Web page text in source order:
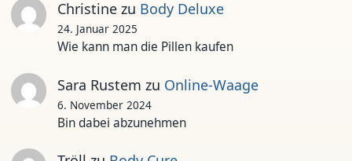
Christinezu Body Deluxe
24. Januar 2025
Wie kann man die Pillen kaufen
Sara Rustem zu Online-Waage
6. November 2024
Bin dabei abzunehmen